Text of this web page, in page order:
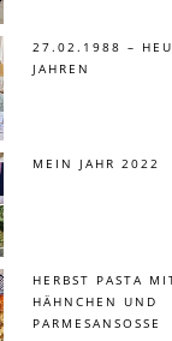
27.02.1988 –
JAHREN
MEIN JAHR 2022
HERBST PASTA
HÄHNCHEN UND
PARMESANSOSSE